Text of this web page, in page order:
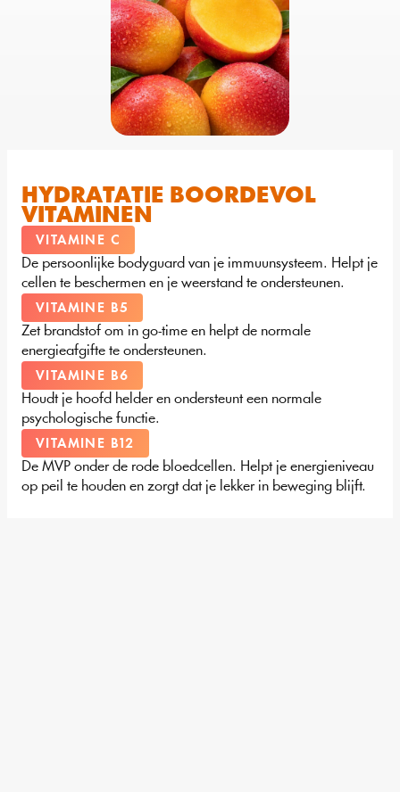
HYDRATATIE BOORDEVOL
VITAMINEN
VITAMINE C
De persoonlijke bodyguard van je immuunsysteem. Helpt je
cellen te beschermen en je weerstand te ondersteunen.
VITAMINE B5
Zet brandstof om in go-time en helpt de normale
energieafgifte te ondersteunen.
VITAMINE B6
Houdt je hoofd helder en ondersteunt een normale
psychologische functie.
VITAMINE B12
De MVP onder de rode bloedcellen. Helpt je energieniveau
op peil te houden en zorgt dat je lekker in beweging blijft.